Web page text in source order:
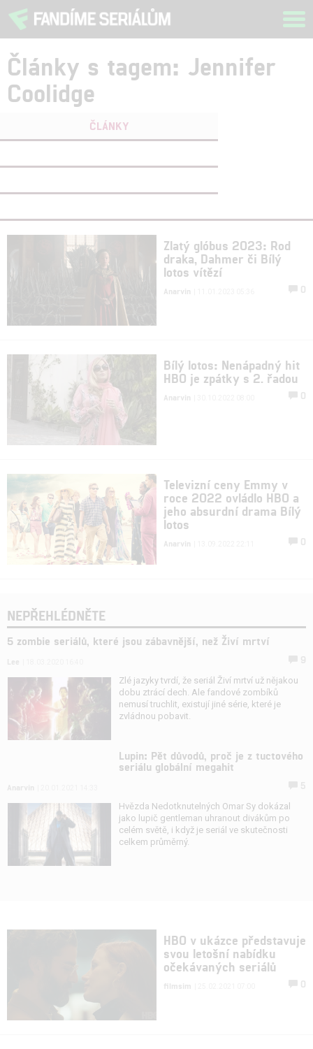
Články s tagem: Jennifer
Coolidge
ČLÁNKY
Zlatý glóbus 2023: Rod
draka, Dahmer či Bílý
lotos vítězí
Anarvin 0
Bílý lotos: Nenápadný hit
HBO je zpátky s 2. řadou
Anarvin 0
Televizní ceny Emmy v
roce 2022 ovládlo HBO a
jeho absurdní drama Bílý
lotos
Anarvin 0
NEPŘEHLÉDNĚTE
5 zombie seriálů, které jsou zábavnější, než Živí mrtví
Zlé jazyky tvrdí, že seriál Živí mrtví už nějakou
dobu ztrácí dech. Ale fandové zombíků
nemusí truchlit, existují jiné série, které je
zvládnou pobavit.
Lupin: Pět důvodů, proč je z tuctového
seriálu globální megahit
Hvězda Nedotknutelných Omar Sy dokázal
jako lupič gentleman uhranout divákům po
celém světě, i když je seriál ve skutečnosti
celkem průměrný.
HBO v ukázce představuje
svou letošní nabídku
očekávaných seriálů
filmsim 0